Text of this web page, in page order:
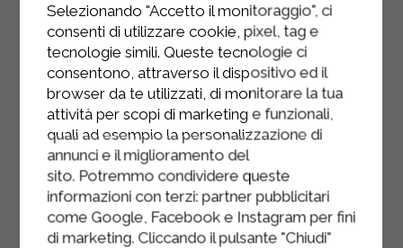
Saupoudrez le Sterilgarda Strakì sur
le dessus et repliez la pâte par-
dessus. Découpez en lanières ou en
carrés, selon vos envies.
Déposez les rustici dans un plat
beurré et badigeonnez-les d'œuf
battu.
Cuire au four à 200° pendant environ
30 minutes.
Selezionando "Accetto il monitoraggio", ci
consenti di utilizzare cookie, pixel, tag e
tecnologie simili. Queste tecnologie ci
consentono, attraverso il dispositivo ed il
browser da te utilizzati, di monitorare la tua
attività per scopi di marketing e funzionali,
quali ad esempio la personalizzazione di
annunci e il miglioramento del
sito. Potremmo condividere queste
informazioni con terzi: partner pubblicitari
come Google, Facebook e Instagram per fini
di marketing. Cliccando il pulsante "Chiudi"